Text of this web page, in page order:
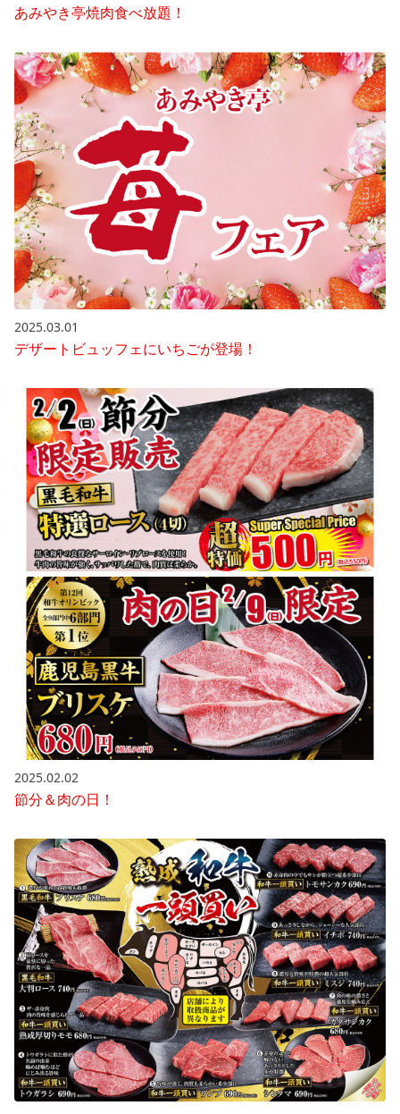
あみやき亭焼肉食べ放題！
2025.03.01
デザートビュッフェにいちごが登場！
2025.02.02
節分＆肉の日！